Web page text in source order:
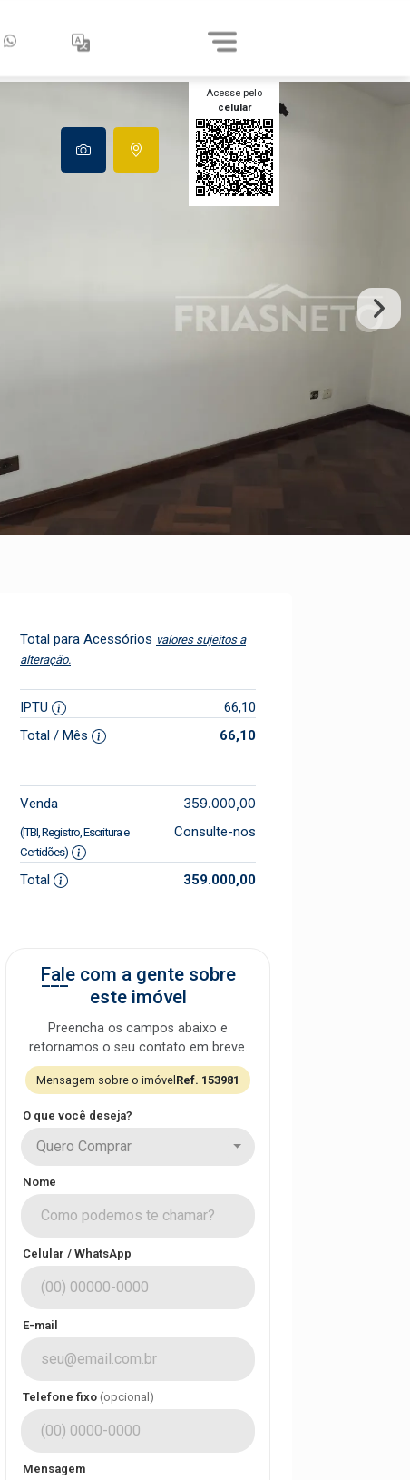
Acesse pelo
celular
Total para Acessórios valores sujeitos a
alteração.
IPTU
66,10
Total / Mês
66,10
Venda 359.000,00
(ITBI, Registro, Escritura e
Certidões)
Consulte-nos
Total 359.000,00
Fale com a gente sobre
este imóvel
Preencha os campos abaixo e
retornamos o seu contato em breve.
Mensagem sobre o imóvel Ref. 153981
O que você deseja?
Quero Comprar
Nome
Celular / WhatsApp
E-mail
Telefone fixo (opcional)
Mensagem